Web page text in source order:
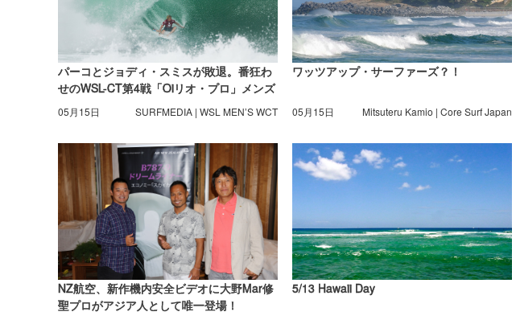
パーコとジョディ・スミスが敗退。番狂わ
せのWSL-CT第4戦「Oiリオ・プロ」メンズ
R2。
05月15日 SURFMEDIA | WSL MEN’S WCT
ワッツアップ・サーファーズ？！
05月15日 Mitsuteru Kamio | Core Surf Japan
NZ航空、新作機内安全ビデオに大野Mar修
聖プロがアジア人として唯一登場！
5/13 Hawaii Day